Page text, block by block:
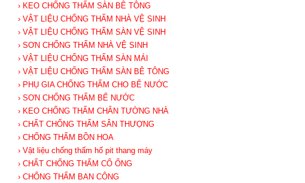
› KEO CHỐNG THẤM SÀN BÊ TÔNG
› VẬT LIỆU CHỐNG THẤM NHÀ VỆ SINH
› VẬT LIỆU CHỐNG THẤM SÀN VỆ SINH
› SƠN CHỐNG THẤM NHÀ VỆ SINH
› VẬT LIỆU CHỐNG THẤM SÀN MÁI
› VẬT LIỆU CHỐNG THẤM SÀN BÊ TÔNG
› PHỤ GIA CHỐNG THẤM CHO BỂ NƯỚC
› SƠN CHỐNG THẤM BỂ NƯỚC
› KEO CHỐNG THẤM CHÂN TƯỜNG NHÀ
› CHẤT CHỐNG THẤM SÂN THƯỢNG
› CHỐNG THẤM BỒN HOA
› Vật liệu chống thấm hố pit thang máy
› CHẤT CHỐNG THẤM CỔ ỐNG
› CHỐNG THẤM BAN CÔNG